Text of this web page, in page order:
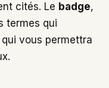
cités. Le badge,
termes qui
vous permettra